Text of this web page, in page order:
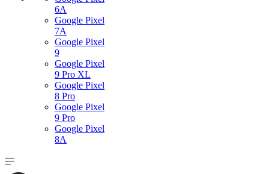
6A
Google Pixel
7А
Google Pixel
9
Google Pixel
9 Pro XL
Google Pixel
8 Pro
Google Pixel
9 Pro
Google Pixel
8A